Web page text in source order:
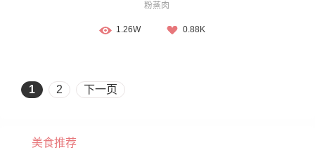
粉蒸肉
1.26W 0.88K
1 2 下一页
美食推荐